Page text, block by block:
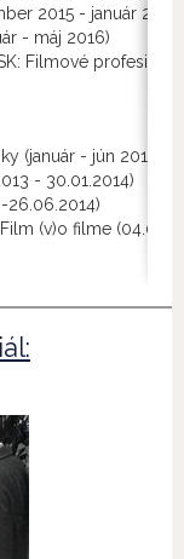
2015 - január 2016)
- máj 2016)
Filmové profesie
(január - jún 2013)
- 30.01.2014)
26.06.2014)
(v)o filme